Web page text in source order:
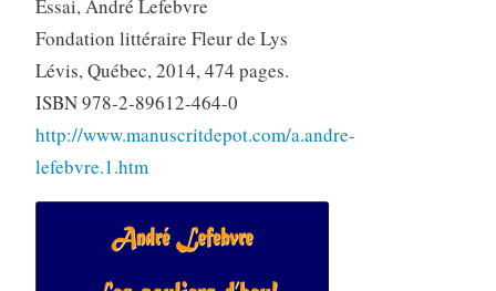
Essai, André Lefebvre
Fondation littéraire Fleur de Lys
Lévis, Québec, 2014, 474 pages.
ISBN 978-2-89612-464-0
http://www.manuscritdepot.com/a.andre-
lefebvre.1.htm